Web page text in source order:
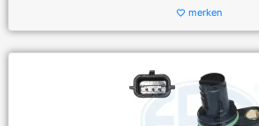
favorite_border merken